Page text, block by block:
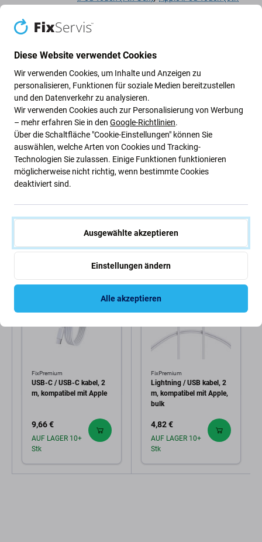
Artikel 1100274246
Zur Wunschliste hinzufügen
Teilen
High-contrast mode
Kunden kaufen auch
FixPremium
USB-C / USB-C kabel, 2
m, kompatibel mit Apple
9,66 €
AUF LAGER 10+
Stk
FixPremium
Lightning / USB kabel, 2
m, kompatibel mit Apple,
bulk
4,82 €
AUF LAGER 10+
Stk
Diese Website verwendet Cookies
Wir verwenden Cookies, um Inhalte und Anzeigen zu
personalisieren, Funktionen für soziale Medien bereitzustellen
und den Datenverkehr zu analysieren.
Wir verwenden Cookies auch zur Personalisierung von Werbung
– mehr erfahren Sie in den Google-Richtlinien.
Über die Schaltfläche "Cookie-Einstellungen" können Sie
auswählen, welche Arten von Cookies und Tracking-
Technologien Sie zulassen. Einige Funktionen funktionieren
möglicherweise nicht richtig, wenn bestimmte Cookies
deaktiviert sind.
Ausgewählte akzeptieren
Einstellungen ändern
Alle akzeptieren